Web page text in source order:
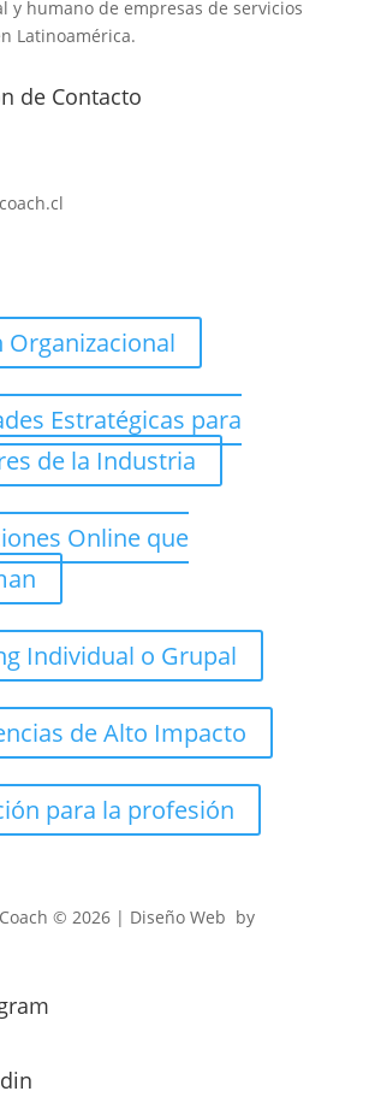
y humano de empresas de servicios
Latinoamérica.
de Contacto
Organizacional
Estratégicas para
de la Industria
Online que
Individual o Grupal
de Alto Impacto
para la profesión
© 2026 | Diseño Web by